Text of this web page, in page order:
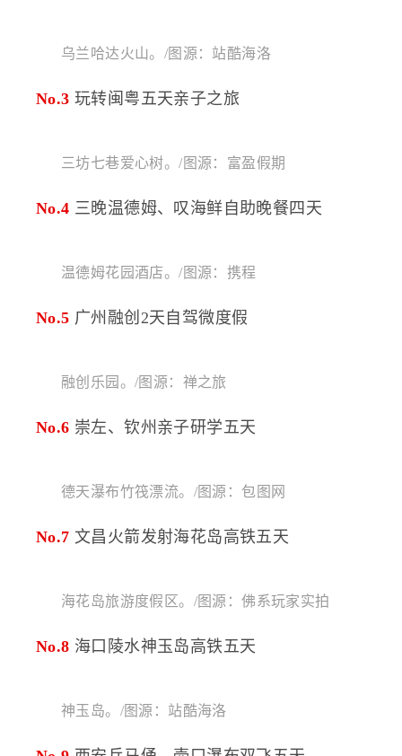
乌兰哈达火山。/图源：站酷海洛
No.3 玩转闽粤五天亲子之旅
三坊七巷爱心树。/图源：富盈假期
No.4 三晚温德姆、叹海鲜自助晚餐四天
温德姆花园酒店。/图源：携程
No.5 广州融创2天自驾微度假
融创乐园。/图源：禅之旅
No.6 崇左、钦州亲子研学五天
德天瀑布竹筏漂流。/图源：包图网
No.7 文昌火箭发射海花岛高铁五天
海花岛旅游度假区。/图源：佛系玩家实拍
No.8 海口陵水神玉岛高铁五天
神玉岛。/图源：站酷海洛